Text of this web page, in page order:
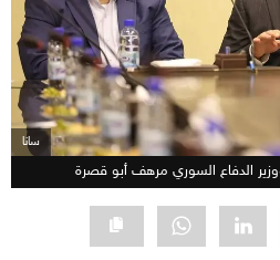
سانا
الدفاع السوري مرهف أبو قصرة